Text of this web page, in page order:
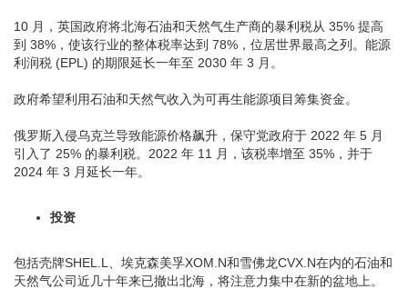
10 月，英国政府将北海石油和天然气生产商的暴利税从 35% 提高
到 38%，使该行业的整体税率达到 78%，位居世界最高之列。能源
利润税 (EPL) 的期限延长一年至 2030 年 3 月。
政府希望利用石油和天然气收入为可再生能源项目筹集资金。
俄罗斯入侵乌克兰导致能源价格飙升，保守党政府于 2022 年 5 月
引入了 25% 的暴利税。2022 年 11 月，该税率增至 35%，并于
2024 年 3 月延长一年。
投资
包括壳牌SHEL.L、埃克森美孚XOM.N和雪佛龙CVX.N在内的石油和
天然气公司近几十年来已撤出北海，将注意力集中在新的盆地上。